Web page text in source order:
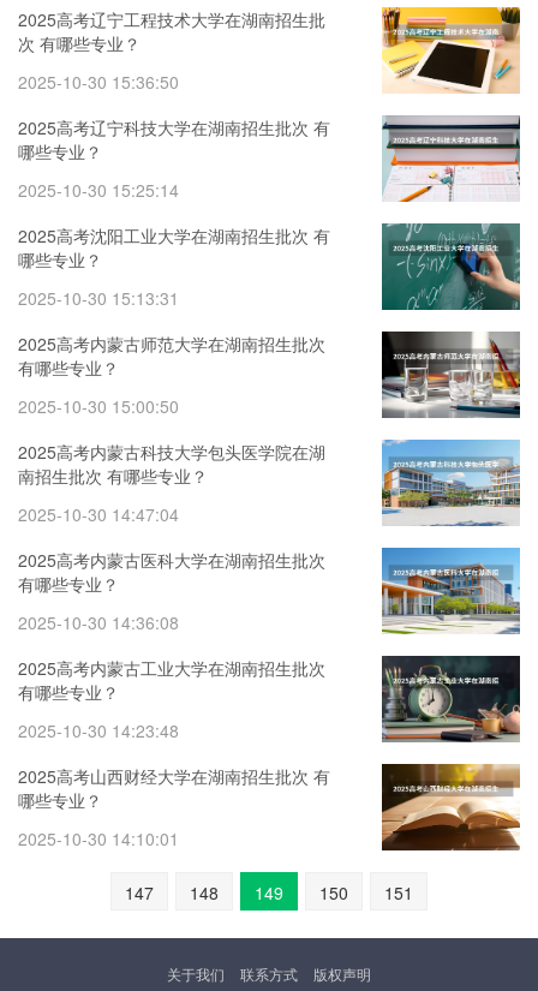
2025高考辽宁工程技术大学在湖南招生批
次 有哪些专业？
2025-10-30 15:36:50
2025高考辽宁科技大学在湖南招生批次 有
哪些专业？
2025-10-30 15:25:14
2025高考沈阳工业大学在湖南招生批次 有
哪些专业？
2025-10-30 15:13:31
2025高考内蒙古师范大学在湖南招生批次
有哪些专业？
2025-10-30 15:00:50
2025高考内蒙古科技大学包头医学院在湖
南招生批次 有哪些专业？
2025-10-30 14:47:04
2025高考内蒙古医科大学在湖南招生批次
有哪些专业？
2025-10-30 14:36:08
2025高考内蒙古工业大学在湖南招生批次
有哪些专业？
2025-10-30 14:23:48
2025高考山西财经大学在湖南招生批次 有
哪些专业？
2025-10-30 14:10:01
147 148 149 150 151
关于我们 联系方式 版权声明